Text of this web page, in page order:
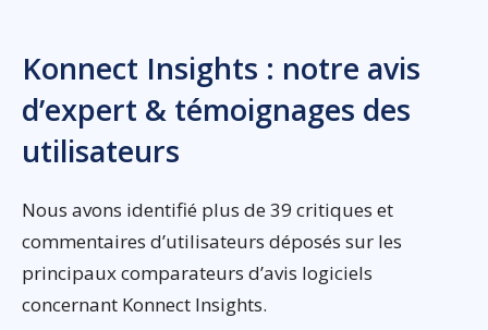
Konnect Insights : notre avis
d’expert & témoignages des
utilisateurs
Nous avons identifié plus de 39 critiques et
commentaires d’utilisateurs déposés sur les
principaux comparateurs d’avis logiciels
concernant Konnect Insights.